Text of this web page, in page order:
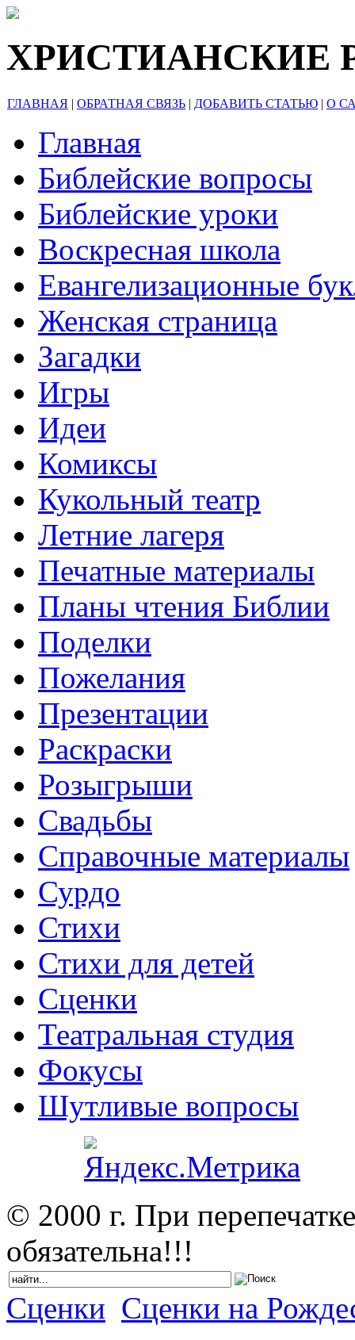
ХРИСТИАНСКИЕ
ГЛАВНАЯ | ОБРАТНАЯ СВЯЗЬ | ДОБАВИТЬ СТАТЬЮ | О
Главная
Библейские вопросы
Библейские уроки
Воскресная школа
Евангелизационные
Женская страница
Загадки
Игры
Идеи
Комиксы
Кукольный театр
Летние лагеря
Печатные материалы
Планы чтения Библии
Поделки
Пожелания
Презентации
Раскраски
Розыгрыши
Свадьбы
Справочные материалы
Сурдо
Стихи
Стихи для детей
Сценки
Театральная студия
Фокусы
Шутливые вопросы
© 2000 г. При
обязательна!!!
Сценки Сценки на